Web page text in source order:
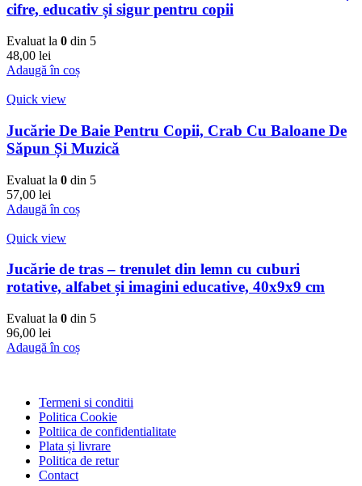
cifre, educativ și sigur pentru copii
Evaluat la 0 din 5
48,00 lei
Adaugă în coș
Quick view
Jucărie De Baie Pentru Copii, Crab Cu Baloane De
Săpun Și Muzică
Evaluat la 0 din 5
57,00 lei
Adaugă în coș
Quick view
Jucărie de tras – trenulet din lemn cu cuburi
rotative, alfabet și imagini educative, 40x9x9 cm
Evaluat la 0 din 5
96,00 lei
Adaugă în coș
Termeni si conditii
Politica Cookie
Poltiica de confidentialitate
Plata și livrare
Politica de retur
Contact